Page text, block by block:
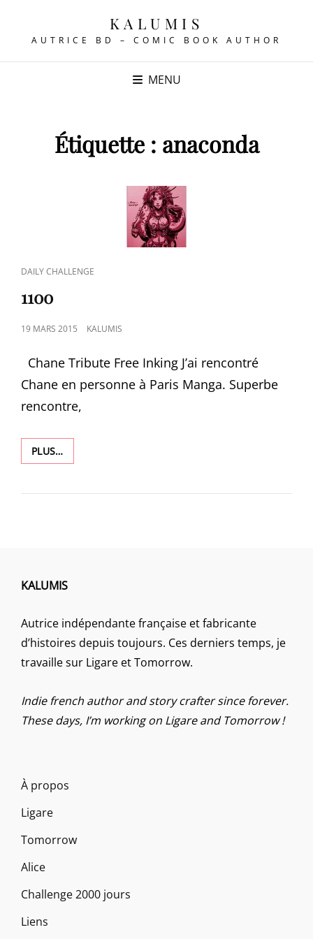
KALUMIS
AUTRICE BD – COMIC BOOK AUTHOR
MENU
Étiquette : anaconda
CAT
DAILY CHALLENGE
1100
POSTED
19 MARS 2015 KALUMIS
Chane Tribute Free Inking J’ai rencontré
Chane en personne à Paris Manga. Superbe
rencontre,
PLUS…1100
KALUMIS
Autrice indépendante française et fabricante
d’histoires depuis toujours. Ces derniers temps, je
travaille sur Ligare et Tomorrow.
Indie french author and story crafter since forever.
These days, I’m working on Ligare and Tomorrow !
À propos
Ligare
Tomorrow
Alice
Challenge 2000 jours
Liens